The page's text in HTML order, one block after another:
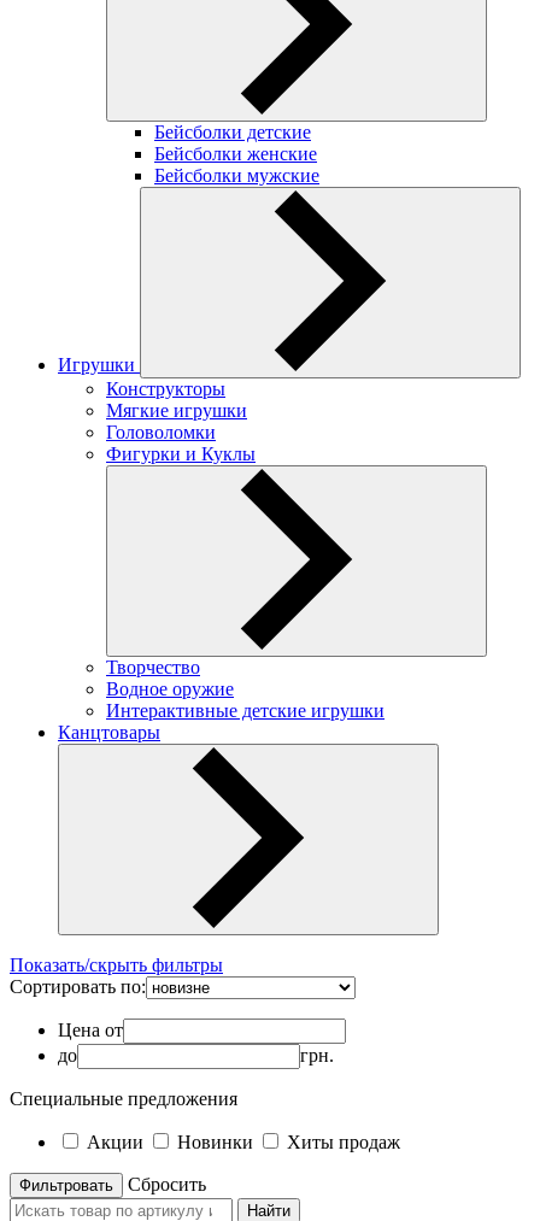
Бейсболки детские
Бейсболки женские
Бейсболки мужские
Игрушки
Конструкторы
Мягкие игрушки
Головоломки
Фигурки и Куклы
Творчество
Водное оружие
Интерактивные детские игрушки
Канцтовары
Показать/скрыть фильтры
Сортировать по:
Цена от
до
грн.
Специальные предложения
Акции Новинки Хиты продаж
Cбросить
Найти